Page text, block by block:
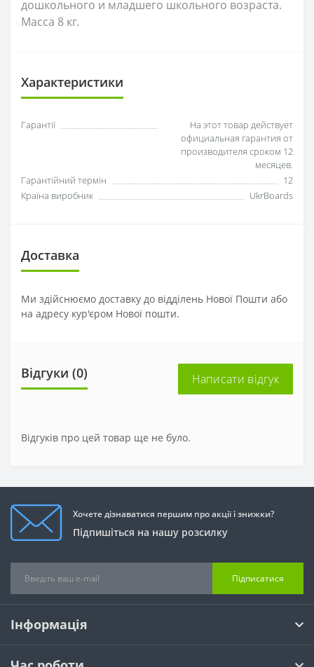
дошкольного и младшего школьного возраста.
Масса 8 кг.
Характеристики
Гарантії
На этот товар действует
официальная гарантия от
производителя сроком 12
месяцев.
Гарантійний термін
12
Країна виробник
UkrBoards
Доставка
Ми здійснюємо доставку до відділень Нової Пошти або
на адресу кур'єром Нової пошти.
Відгуки (0) Написати відгук
Відгуків про цей товар ще не було.
Хочете дізнаватися першим про акції і знижки?
Підпишіться на нашу розсилку
Підписатися
Інформація